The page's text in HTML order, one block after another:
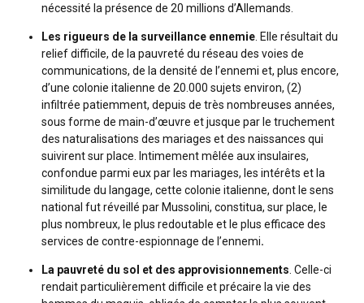
nécessité la présence de 20 millions d’Allemands.
Les rigueurs de la surveillance ennemie . Elle résultait du
relief difficile, de la pauvreté du réseau des voies de
communications, de la densité de l’ennemi et, plus encore,
d’une colonie italienne de 20.000 sujets environ, (2)
infiltrée patiemment, depuis de très nombreuses années,
sous forme de main-d’œuvre et jusque par le truchement
des naturalisations des mariages et des naissances qui
suivirent sur place. Intimement mêlée aux insulaires,
confondue parmi eux par les mariages, les intérêts et la
similitude du langage, cette colonie italienne, dont le sens
national fut réveillé par Mussolini, constitua, sur place, le
plus nombreux, le plus redoutable et le plus efficace des
services de contre-espionnage de l’ennemi.
La pauvreté du sol et des approvisionnements . Celle-ci
rendait particulièrement difficile et précaire la vie des